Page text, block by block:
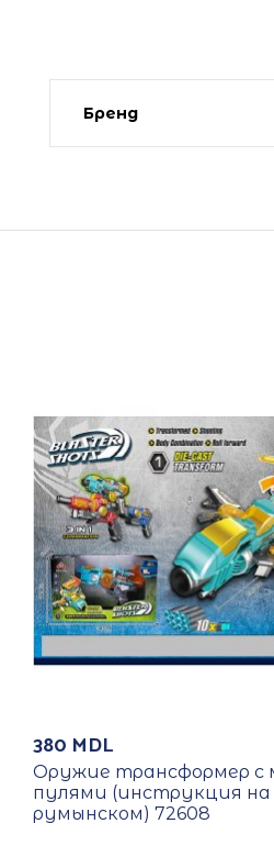
Бренд
380 MDL
Оружие трансформер с
пулями (инструкция на
румынском) 72608